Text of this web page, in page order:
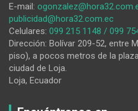
Amaluza:
Fe
y
Devoción
E-mail:
publicidad@hora32.com.ec
Celulares: 099 215 1148 / 099
Dirección: Bolívar 209-52, entre
piso), a pocos metros de la
ciudad de Loja.
Loja, Ecuador